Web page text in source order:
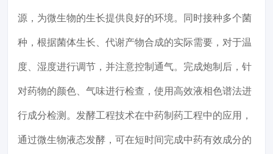
源，为微生物的生长提供良好的环境。同时接种多个菌
种，根据菌体生长、代谢产物合成的实际需要，对于温
度、湿度进行调节，并注意控制通气。完成炮制后，针
对药物的颜色、气味进行检查，使用高效液相色谱法进
行成分检测。发酵工程技术在中药制药工程中的应用，
通过微生物液态发酵，可在短时间完成中药有效成分的